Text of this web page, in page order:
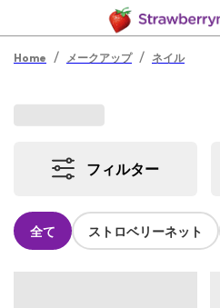
Home / メークアップ / ネイル
フィルター
全て ストロベリーネット